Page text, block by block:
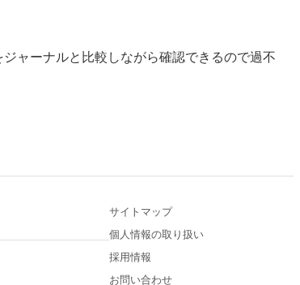
ャーナルと比較しながら確認できるので過不
サイトマップ
個人情報の取り扱い
採用情報
お問い合わせ